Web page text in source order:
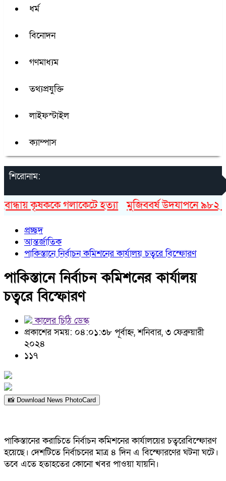
ধর্ম
বিনোদন
গণমাধ্যম
তথ্যপ্রযুক্তি
লাইফস্টাইল
ক্যাম্পাস
শিরোনাম:
কৃষককে গলাকেটে হত্যা মুজিববর্ষ উদযাপনে ৯৮২
প্রচ্ছদ
আন্তর্জাতিক
পাকিস্তানে নির্বাচন কমিশনের কার্যালয় চত্বরে বিস্ফোরণ
পাকিস্তানে নির্বাচন কমিশনের কার্যালয়
চত্বরে বিস্ফোরণ
কালের চিঠি ডেস্ক
প্রকাশের সময়: ০৪:০১:৩৮ পূর্বাহ্ন, শনিবার, ৩ ফেব্রুয়ারী
২০২৪
১১৭
📸 Download News PhotoCard
পাকিস্তানের করাচিতে নির্বাচন কমিশনের কার্যালয়ের চত্বরেবিস্ফোরণ
হয়েছে। দেশটিতে নির্বাচনের মাত্র ৪ দিন এ বিস্ফোরণের ঘটনা ঘটে।
তবে এতে হতাহতের কোনো খবর পাওয়া যায়নি।